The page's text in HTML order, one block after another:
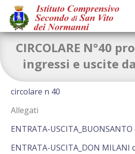
CIRCOLARE N°40
ingressi e uscite
circolare n 40
Allegati
ENTRATA-
ENTRATA-USCITA_DON MILANI